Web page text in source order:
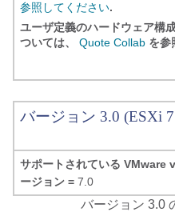
参照してください.
ユーザ定義のハードウェア構
ついては、 Quote Collab を参
バージョン 3.0 (ESXi
サポートされている VMware
ージョン = 7.0
バージョン 3.0